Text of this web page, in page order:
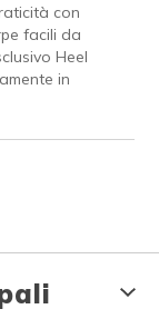
con
facili da
Heel
in